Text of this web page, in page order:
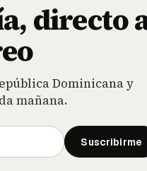
directo
Dominicana y
mañana.
Suscribirme